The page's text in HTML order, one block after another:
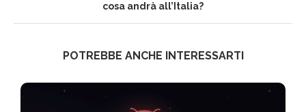
cosa andrà all’Italia?
POTREBBE ANCHE INTERESSARTI